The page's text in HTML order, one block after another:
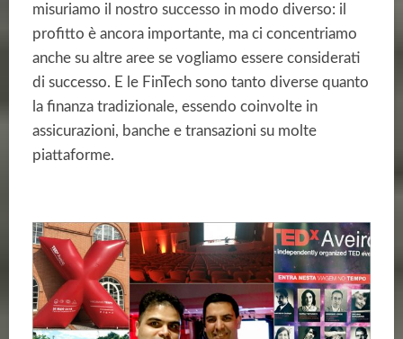
misuriamo il nostro successo in modo diverso: il
profitto è ancora importante, ma ci concentriamo
anche su altre aree se vogliamo essere considerati
di successo. E le FinTech sono tanto diverse quanto
la finanza tradizionale, essendo coinvolte in
assicurazioni, banche e transazioni su molte
piattaforme.